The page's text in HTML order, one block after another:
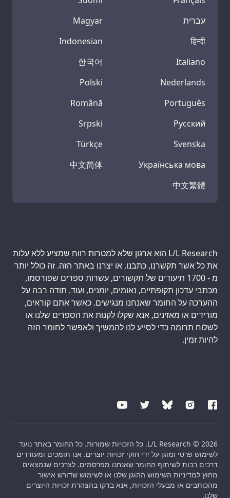
עברית
Magyar
हिन्दी
Indonesian
Italiano
한국어
Nederlands
Polski
Português
Română
Русский
Srpski
Svenska
Türkçe
Українська мова
中文简体
中文繁體
L/L Research הוא ארגון שלא למטרות רווח שמציע ללא עלות
את כל אשר תקשרנו, כתבנו, או יצרנו באתר הזה. זה כולל יותר
מ - 1700 תיעודים של תקשורים, עשרות ספרים שפורסמו,
מכתבי עדכון תקופתיים, נאומים, יומנים, ועוד. תודה רבה על
ההערכה על החומר שאנחנו מנגישים. כאשר אתם קוראים,
מורידים או מאזינים, אנא שקלו לקנות את הספרים שלנו או
לשלוח תרומה כדי לסייע לנו להמשיך ולאפשר לחומר הזה
להיות זמין.
L/L Research © 2026. כל הזכויות שמורות. כל החומר באתר נועד
לשימוש פרטי ומוגן על ידי חוקי זכויות יוצרים. אנו תומכים ומעודדים
דרכים רבות לשיתוף החומר שאנחנו מפרסמים. לצרכים שנמצאים
מחוץ למדיניות השימוש ההוגן שלנו או לשימוש שדורש אישור
מהכותבים או מבעלי הזכויות, אנא בדקו בהצהרת זכויות היוצרים
שלנו.